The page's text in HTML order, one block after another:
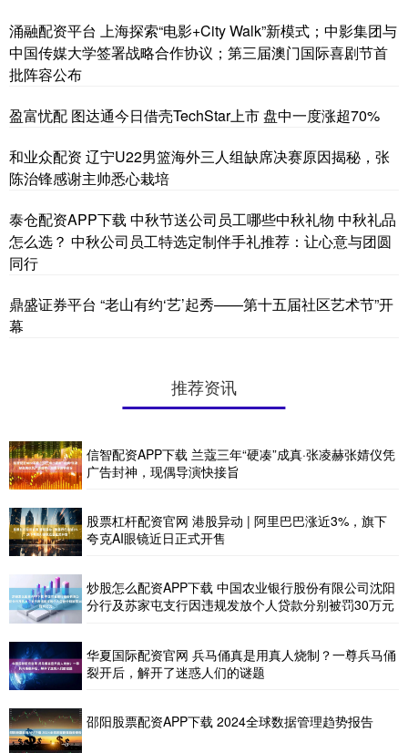
涌融配资平台 上海探索“电影+City Walk”新模式；中影集团与
中国传媒大学签署战略合作协议；第三届澳门国际喜剧节首
批阵容公布
盈富忧配 图达通今日借壳TechStar上市 盘中一度涨超70%
和业众配资 辽宁U22男篮海外三人组缺席决赛原因揭秘，张
陈治锋感谢主帅悉心栽培
泰仓配资APP下载 中秋节送公司员工哪些中秋礼物 中秋礼品
怎么选？ 中秋公司员工特选定制伴手礼推荐：让心意与团圆
同行
鼎盛证券平台 “老山有约‘艺’起秀——第十五届社区艺术节”开
幕
推荐资讯
信智配资APP下载 兰蔻三年“硬凑”成真·张凌赫张婧仪凭
广告封神，现偶导演快接旨
股票杠杆配资官网 港股异动 | 阿里巴巴涨近3%，旗下
夸克AI眼镜近日正式开售
炒股怎么配资APP下载 中国农业银行股份有限公司沈阳
分行及苏家屯支行因违规发放个人贷款分别被罚30万元
华夏国际配资官网 兵马俑真是用真人烧制？一尊兵马俑
裂开后，解开了迷惑人们的谜题
邵阳股票配资APP下载 2024全球数据管理趋势报告